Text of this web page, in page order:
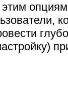
этим